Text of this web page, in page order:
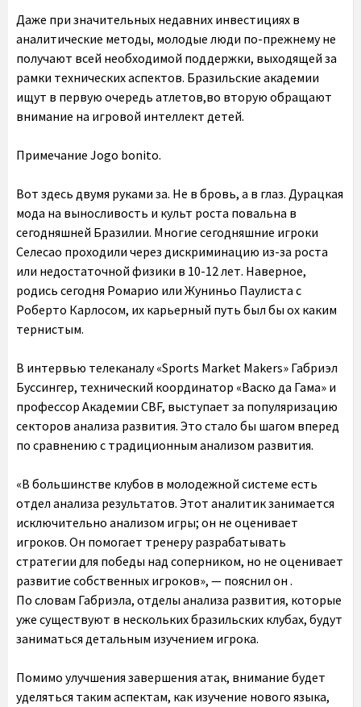
Даже при значительных недавних инвестициях в
аналитические методы, молодые люди по-прежнему не
получают всей необходимой поддержки, выходящей за
рамки технических аспектов. Бразильские академии
ищут в первую очередь атлетов,во вторую обращают
внимание на игровой интеллект детей.
Примечание Jogo bonito.
Вот здесь двумя руками за. Не в бровь, а в глаз. Дурацкая
мода на выносливость и культ роста повальна в
сегодняшней Бразилии. Многие сегодняшние игроки
Селесао проходили через дискриминацию из-за роста
или недостаточной физики в 10-12 лет. Наверное,
родись сегодня Ромарио или Жуниньо Паулиста с
Роберто Карлосом, их карьерный путь был бы ох каким
тернистым.
В интервью телеканалу «Sports Market Makers» Габриэл
Буссингер, технический координатор «Васко да Гама» и
профессор Академии CBF, выступает за популяризацию
секторов анализа развития. Это стало бы шагом вперед
по сравнению с традиционным анализом развития.
«В большинстве клубов в молодежной системе есть
отдел анализа результатов. Этот аналитик занимается
исключительно анализом игры; он не оценивает
игроков. Он помогает тренеру разрабатывать
стратегии для победы над соперником, но не оценивает
развитие собственных игроков», — пояснил он .
По словам Габриэла, отделы анализа развития, которые
уже существуют в нескольких бразильских клубах, будут
заниматься детальным изучением игрока.
Помимо улучшения завершения атак, внимание будет
уделяться таким аспектам, как изучение нового языка,